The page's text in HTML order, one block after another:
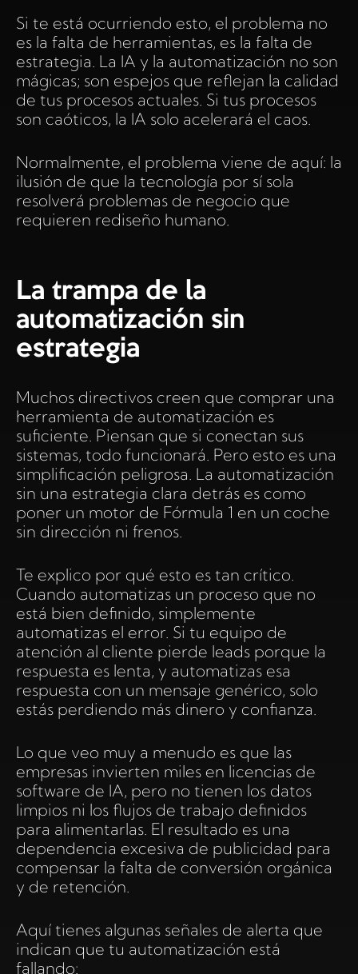
Si te está ocurriendo esto, el problema no
es la falta de herramientas, es la falta de
estrategia. La IA y la automatización no son
mágicas; son espejos que reflejan la calidad
de tus procesos actuales. Si tus procesos
son caóticos, la IA solo acelerará el caos.
Normalmente, el problema viene de aquí: la
ilusión de que la tecnología por sí sola
resolverá problemas de negocio que
requieren rediseño humano.
La trampa de la
automatización sin
estrategia
Muchos directivos creen que comprar una
herramienta de automatización es
suficiente. Piensan que si conectan sus
sistemas, todo funcionará. Pero esto es una
simplificación peligrosa. La automatización
sin una estrategia clara detrás es como
poner un motor de Fórmula 1 en un coche
sin dirección ni frenos.
Te explico por qué esto es tan crítico.
Cuando automatizas un proceso que no
está bien definido, simplemente
automatizas el error. Si tu equipo de
atención al cliente pierde leads porque la
respuesta es lenta, y automatizas esa
respuesta con un mensaje genérico, solo
estás perdiendo más dinero y confianza.
Lo que veo muy a menudo es que las
empresas invierten miles en licencias de
software de IA, pero no tienen los datos
limpios ni los flujos de trabajo definidos
para alimentarlas. El resultado es una
dependencia excesiva de publicidad para
compensar la falta de conversión orgánica
y de retención.
Aquí tienes algunas señales de alerta que
indican que tu automatización está
fallando: